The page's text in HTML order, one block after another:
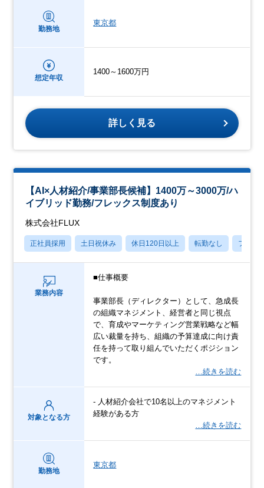
勤務地
東京都
想定年収
1400～1600万円
詳しく見る
【AI×人材紹介/事業部長候補】1400万～3000万/ハ
イブリッド勤務/フレックス制度あり
株式会社FLUX
正社員採用 土日祝休み 休日120日以上 転勤なし フレッ
業務内容
■仕事概要
事業部長（ディレクター）として、急成長
の組織マネジメント、経営者と同じ視点
で、育成やマーケティング営業戦略など幅
広い裁量を持ち、組織の予算達成に向け責
任を持って取り組んでいただくポジション
です。
…続きを読む
対象となる方
- 人材紹介会社で10名以上のマネジメント
経験がある方
…続きを読む
勤務地
東京都